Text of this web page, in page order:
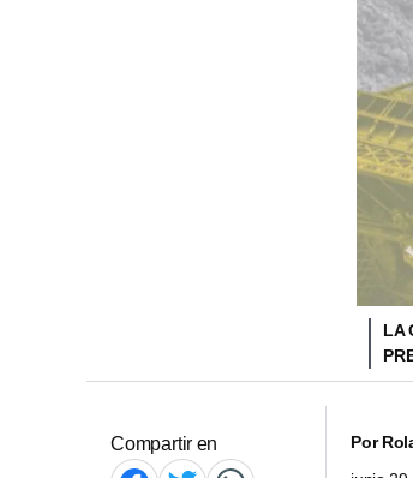
LA
Compartir en Por